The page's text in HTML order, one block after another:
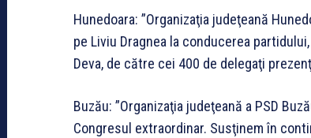
Hunedoara: ”Organizaţia judeţeană
pe Liviu Dragnea la conducerea
Deva, de către cei 400 de delegaţi
Buzău: ”Organizaţia judeţeană a PSD
Congresul extraordinar. Susţinem în